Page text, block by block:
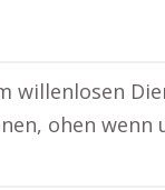
willenlosen
ohen wenn